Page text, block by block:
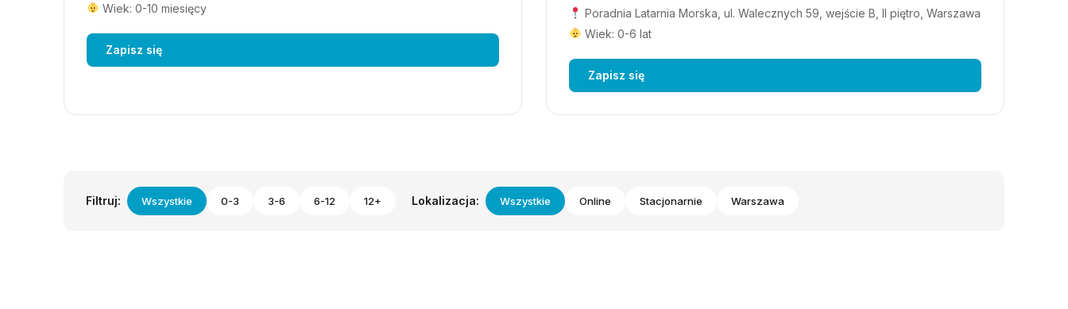
Wiek: 0-10 miesięcy
Zapisz się
Poradnia Latarnia Morska, ul. Walecznych 59, wejście B, II piętro, Warszawa
Wiek: 0-6 lat
Zapisz się
Filtruj: Wszystkie 0-3 3-6 6-12 12+ Lokalizacja: Wszystkie Online Stacjonarnie Warszawa